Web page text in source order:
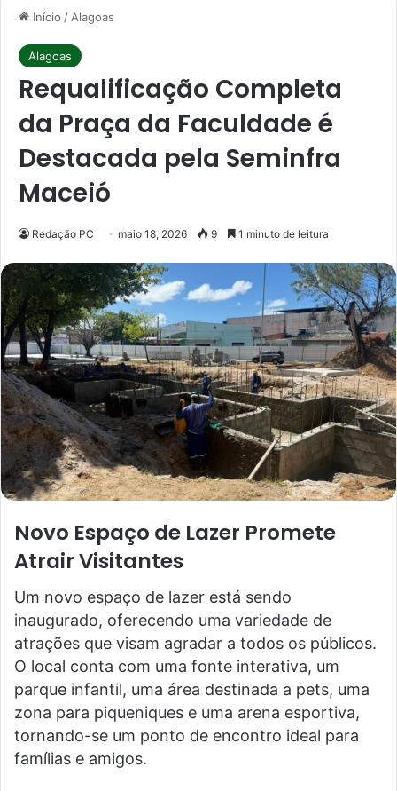
Início / Alagoas
Alagoas
Requalificação Completa
da Praça da Faculdade é
Destacada pela Seminfra
Maceió
Redação PC maio 18, 2026 9 1 minuto de leitura
Novo Espaço de Lazer Promete
Atrair Visitantes
Um novo espaço de lazer está sendo
inaugurado, oferecendo uma variedade de
atrações que visam agradar a todos os públicos.
O local conta com uma fonte interativa, um
parque infantil, uma área destinada a pets, uma
zona para piqueniques e uma arena esportiva,
tornando-se um ponto de encontro ideal para
famílias e amigos.